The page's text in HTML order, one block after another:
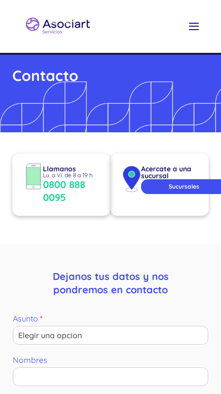
Contacto
Llamanos
Lu. a Vi. de 8 a 19 h
0800 888
0095
Acercate a una
sucursal
Sucursales
Dejanos tus datos y nos
pondremos en contacto
Asunto *
Nombres